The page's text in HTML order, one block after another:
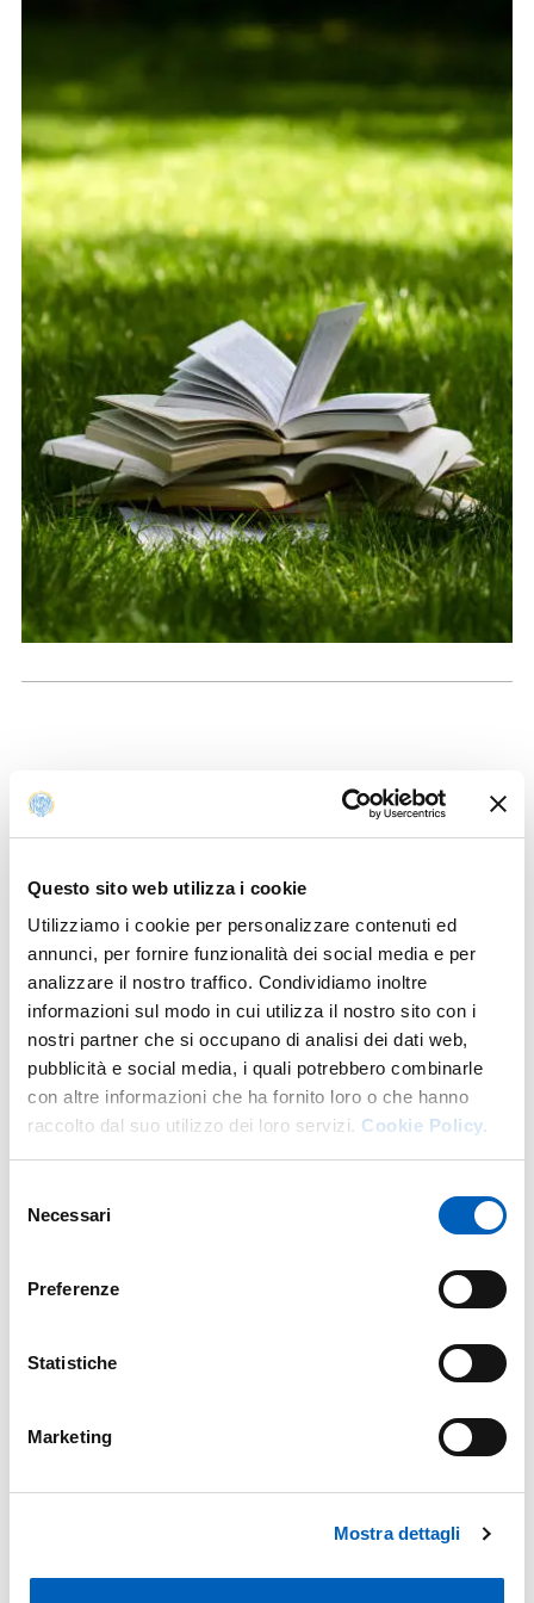
Questo sito web utilizza i cookie
Utilizziamo i cookie per personalizzare contenuti ed
annunci, per fornire funzionalità dei social media e per
analizzare il nostro traffico. Condividiamo inoltre
informazioni sul modo in cui utilizza il nostro sito con i
nostri partner che si occupano di analisi dei dati web,
pubblicità e social media, i quali potrebbero combinarle
con altre informazioni che ha fornito loro o che hanno
raccolto dal suo utilizzo dei loro servizi. Cookie Policy.
delNecessari
Preferenze
Statistiche
Marketing
Mostra dettagli
supporto per facilitare l’orientamento all’interno del
percorso accademico, fornendo informazioni pratiche e
amministrative e didattiche. In particolare, gli studenti
immatricolati per l’anno accademico 2025/2026
potranno avvalersene per acquisire una visione d’insieme
dei servizi offerti dall’Ateneo.
Per gli studenti internazionali è disponibile la
Quick
Guide
, versione in lingua inglese della Breve Guida.
BREVE GUIDA STUDENTI DIA 2025 2026
PDF